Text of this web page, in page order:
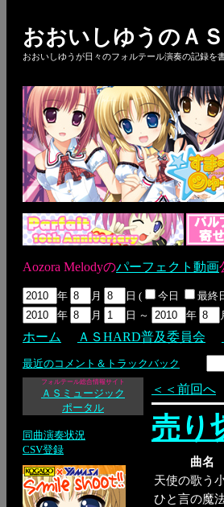
おおいしゆうのＡ
おおいしゆうが日々のフォルテール演奏の記録を
Aozora Melodyのパーフェクト動画
年 月 日 ( 今日
最終
年
月 日 ～ 年
ホーム ＡＳHARD普及委員会
最近のコメント＆トラックバック
フォルテール総合情報サイト
ＡＳミュージック
ポータル
同曲演奏状況
CSV登録
＜＜前回へ
売り
曲名
天使の歌う
ひと言の魔